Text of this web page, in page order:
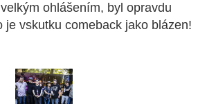
ohlášením, byl opravdu
je vskutku comeback jako blázen!